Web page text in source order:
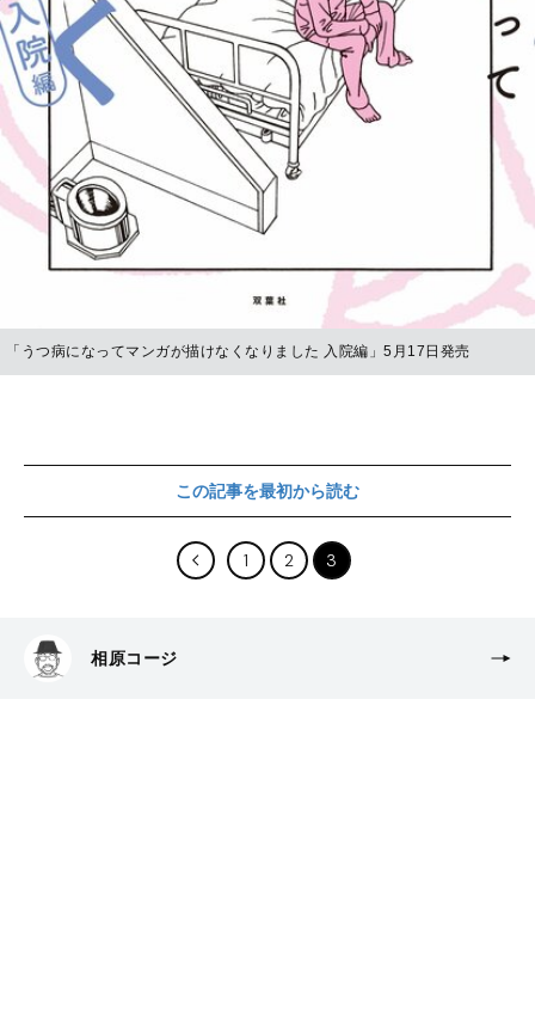
「うつ病になってマンガが描けなくなりました 入院編」5月17日発売
この記事を最初から読む
1 2 3
相原コージ